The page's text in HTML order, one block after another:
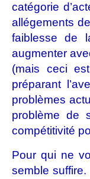
catégorie
allégements
faiblesse de
augmenter
(mais ceci
préparant
problèmes
problème de
compétitivité
Pour qui ne
semble